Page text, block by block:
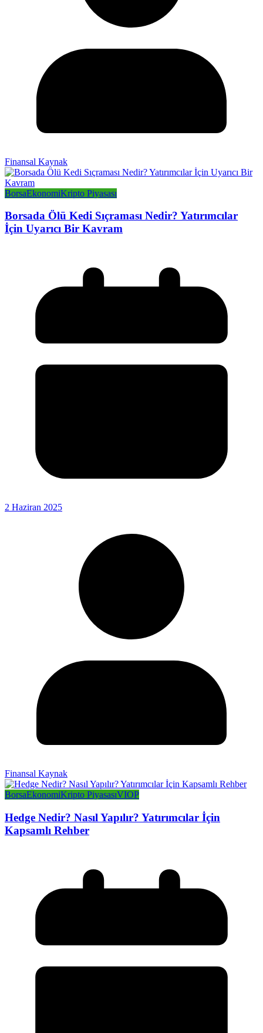
Finansal Kaynak
BorsaEkonomiKripto Piyasası
Borsada Ölü Kedi Sıçraması Nedir? Yatırımcılar
İçin Uyarıcı Bir Kavram
2 Haziran 2025
Finansal Kaynak
BorsaEkonomiKripto PiyasasıVIOP
Hedge Nedir? Nasıl Yapılır? Yatırımcılar İçin
Kapsamlı Rehber